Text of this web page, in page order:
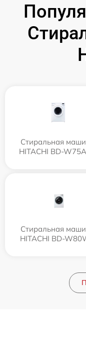
Стиральная
HITACHI BD-
Стиральная
HITACHI BD-